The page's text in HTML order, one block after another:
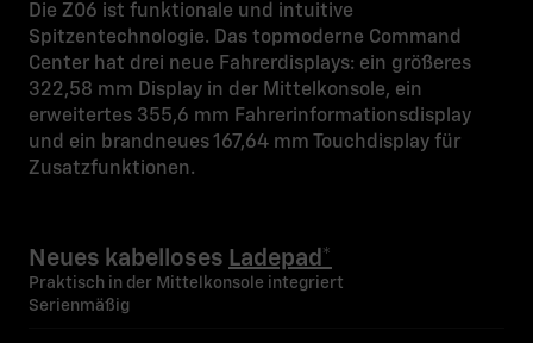
Die Z06 ist funktionale und intuitive
Spitzentechnologie. Das topmoderne Command
Center hat drei neue Fahrerdisplays: ein größeres
322,58 mm Display in der Mittelkonsole, ein
erweitertes 355,6 mm Fahrerinformationsdisplay
und ein brandneues 167,64 mm Touchdisplay für
Zusatzfunktionen.
Neues kabelloses Ladepad*
Praktisch in der Mittelkonsole integriert
Serienmäßig